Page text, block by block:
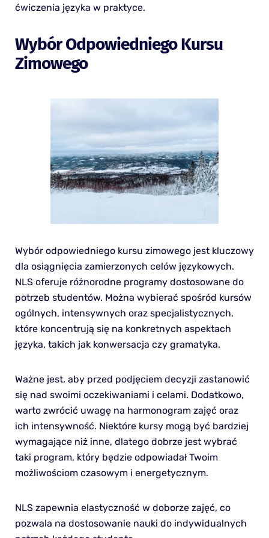
ćwiczenia języka w praktyce.
Wybór Odpowiedniego Kursu
Zimowego
Wybór odpowiedniego kursu zimowego jest kluczowy
dla osiągnięcia zamierzonych celów językowych.
NLS oferuje różnorodne programy dostosowane do
potrzeb studentów. Można wybierać spośród kursów
ogólnych, intensywnych oraz specjalistycznych,
które koncentrują się na konkretnych aspektach
języka, takich jak konwersacja czy gramatyka.
Ważne jest, aby przed podjęciem decyzji zastanowić
się nad swoimi oczekiwaniami i celami. Dodatkowo,
warto zwrócić uwagę na harmonogram zajęć oraz
ich intensywność. Niektóre kursy mogą być bardziej
wymagające niż inne, dlatego dobrze jest wybrać
taki program, który będzie odpowiadał Twoim
możliwościom czasowym i energetycznym.
NLS zapewnia elastyczność w doborze zajęć, co
pozwala na dostosowanie nauki do indywidualnych